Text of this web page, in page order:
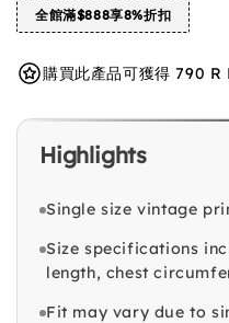
全館滿$888享8%折扣
購買此產品可獲得 790 R
Highlights
Single size vintage
Size specifications
length, chest
Fit may vary due to